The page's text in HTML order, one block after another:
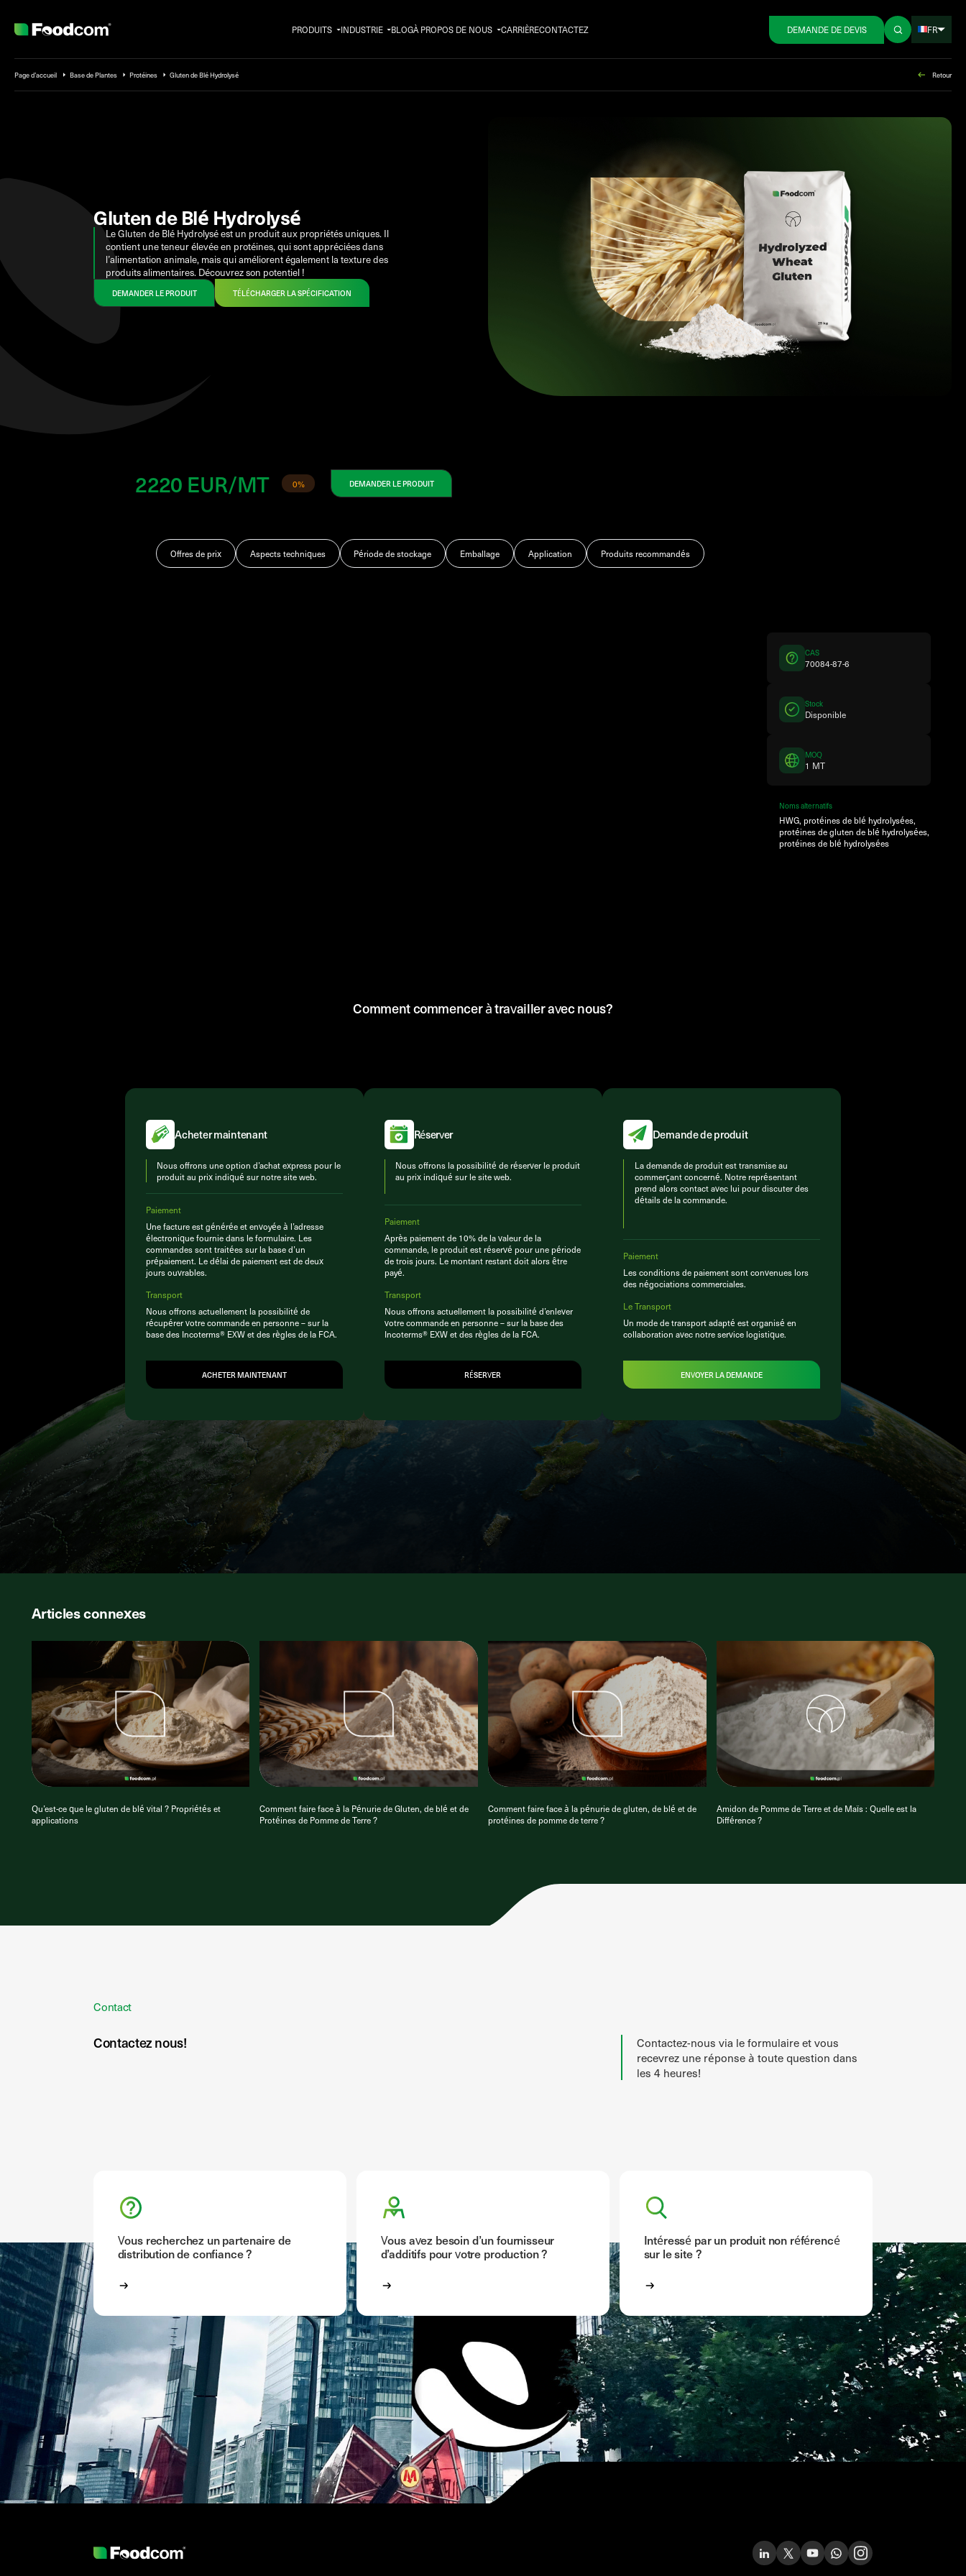
PRODUITS INDUSTRIE BLOGÀ PROPOS DE NOUS CARRIÈRECONTACTEZ DEMANDE DE DEVIS FR
Page d’accueil Base de Plantes Protéines Gluten de Blé Hydrolysé Retour
Gluten de Blé Hydrolysé
Le Gluten de Blé Hydrolysé est un produit aux propriétés uniques. Il
contient une teneur élevée en protéines, qui sont appréciées dans
l’alimentation animale, mais qui améliorent également la texture des
produits alimentaires. Découvrez son potentiel !
DEMANDER LE PRODUIT TÉLÉCHARGER LA SPÉCIFICATION
2220 EUR/MT 0% DEMANDER LE PRODUIT
Offres de prix Aspects techniques Période de stockage Emballage Application Produits recommandés
CAS
70084-87-6
Stock
Disponible
MOQ
1 MT
Noms alternatifs
HWG, protéines de blé hydrolysées,
protéines de gluten de blé hydrolysées,
protéines de blé hydrolysées
Comment commencer à travailler avec nous?
Acheter maintenant
Nous offrons une option d’achat express pour le
produit au prix indiqué sur notre site web.
Paiement
Une facture est générée et envoyée à l’adresse
électronique fournie dans le formulaire. Les
commandes sont traitées sur la base d’un
prépaiement. Le délai de paiement est de deux
jours ouvrables.
Transport
Nous offrons actuellement la possibilité de
récupérer votre commande en personne – sur la
base des Incoterms® EXW et des règles de la FCA.
ACHETER MAINTENANT
Réserver
Nous offrons la possibilité de réserver le produit
au prix indiqué sur le site web.
Paiement
Après paiement de 10% de la valeur de la
commande, le produit est réservé pour une période
de trois jours. Le montant restant doit alors être
payé.
Transport
Nous offrons actuellement la possibilité d’enlever
votre commande en personne – sur la base des
Incoterms® EXW et des règles de la FCA.
RÉSERVER
Demande de produit
La demande de produit est transmise au
commerçant concerné. Notre représentant
prend alors contact avec lui pour discuter des
détails de la commande.
Paiement
Les conditions de paiement sont convenues lors
des négociations commerciales.
Le Transport
Un mode de transport adapté est organisé en
collaboration avec notre service logistique.
ENVOYER LA DEMANDE
Articles connexes
Qu’est-ce que le gluten de blé vital ? Propriétés et
applications
Comment faire face à la Pénurie de Gluten, de blé et de
Protéines de Pomme de Terre ?
Comment faire face à la pénurie de gluten, de blé et de
protéines de pomme de terre ?
Amidon de Pomme de Terre et de Maïs : Quelle est la
Différence ?
Contact
Contactez nous!
Contactez-nous via le formulaire et vous
recevrez une réponse à toute question dans
les 4 heures!
Vous recherchez un partenaire de
distribution de confiance ?
Vous avez besoin d’un fournisseur
d’additifs pour votre production ?
Intéressé par un produit non référencé
sur le site ?